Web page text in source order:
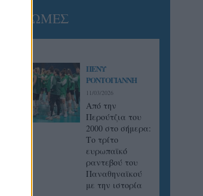
ΓΝΩΜΕΣ
ΠΕΝΥ
ΡΟΝΤΟΓΙΑΝΝΗ
11/03/2026
Από την
Περούτζια του
2000 στο σήμερα:
Tο τρίτο
ευρωπαϊκό
ραντεβού του
Παναθηναϊκού
με την ιστορία